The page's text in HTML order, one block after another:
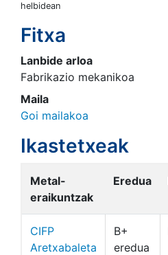
helbidean
Fitxa
Lanbide arloa
Fabrikazio mekanikoa
Maila
Goi mailakoa
Ikastetxeak
Metal-
eraikuntzak
Eredua
CIFP
Aretxabaleta
B+
eredua